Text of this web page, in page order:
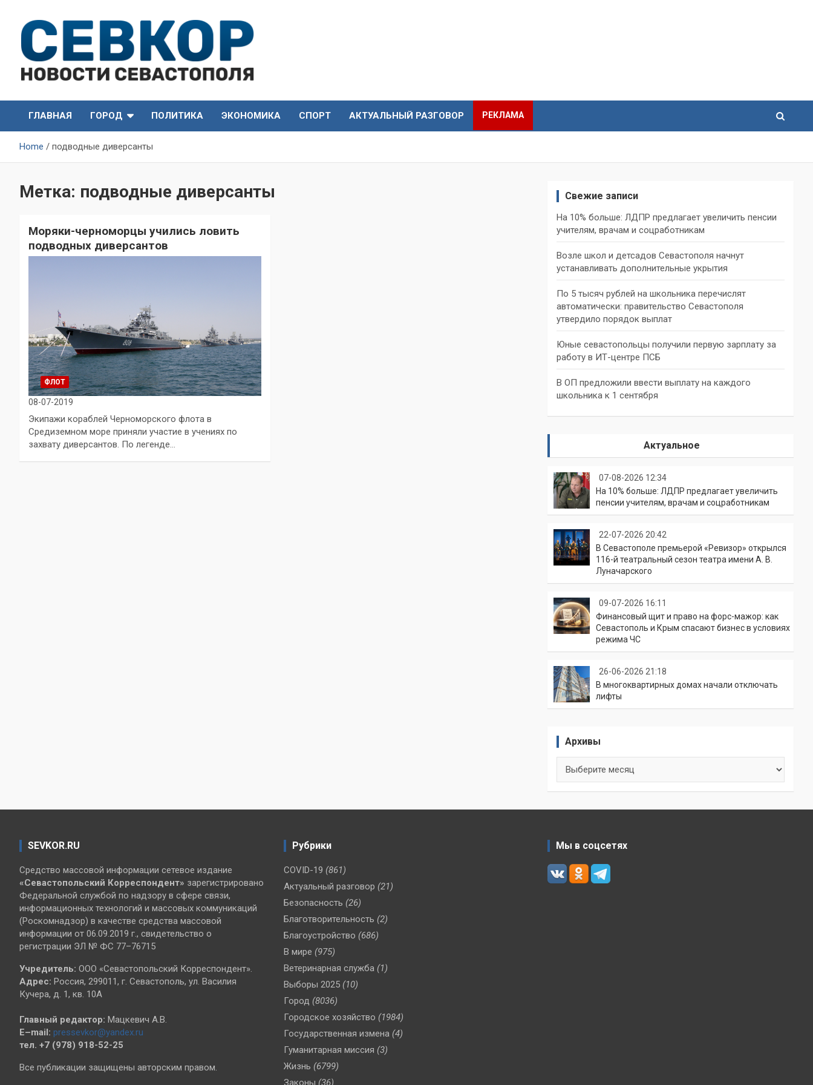
content
СевКор — Новости
Севастополя
Севастополя
ГЛАВНАЯ
ГОРОД ПОЛИТИКА ЭКОНОМИКА СПОРТ АКТУАЛЬНЫЙ РАЗГОВОР РЕКЛАМА
Home подводные диверсанты
Метка: подводные диверсанты
Моряки-черноморцы учились ловить
подводных диверсантов
ФЛОТ
08-07-2019
Экипажи кораблей Черноморского флота в
Средиземном море приняли участие в учениях по
захвату диверсантов. По легенде…
Свежие записи
На 10% больше: ЛДПР предлагает увеличить пенсии
учителям, врачам и соцработникам
Возле школ и детсадов Севастополя начнут
устанавливать дополнительные укрытия
По 5 тысяч рублей на школьника перечислят
автоматически: правительство Севастополя
утвердило порядок выплат
Юные севастопольцы получили первую зарплату за
работу в ИТ-центре ПСБ
В ОП предложили ввести выплату на каждого
школьника к 1 сентября
Актуальное
07-08-2026 12:34
На 10% больше: ЛДПР предлагает увеличить
пенсии учителям, врачам и соцработникам
22-07-2026 20:42
В Севастополе премьерой «Ревизор» открылся
116-й театральный сезон театра имени А. В.
Луначарского
09-07-2026 16:11
Финансовый щит и право на форс-мажор: как
Севастополь и Крым спасают бизнес в условиях
режима ЧС
26-06-2026 21:18
В многоквартирных домах начали отключать
лифты
Архивы
SEVKOR.RU
Средство массовой информации сетевое издание
«Севастопольский Корреспондент» зарегистрировано
Федеральной службой по надзору в сфере связи,
информационных технологий и массовых коммуникаций
(Роскомнадзор) в качестве средства массовой
информации от 06.09.2019 г., свидетельство о
регистрации ЭЛ № ФС 77–76715
Учредитель: ООО «Севастопольский Корреспондент».
Адрес: Россия, 299011, г. Севастополь, ул. Василия
Кучера, д. 1, кв. 10А
Главный редактор: Мацкевич А.В.
E–mail: pressevkor@yandex.ru
тел. +7 (978) 918-52-25
Все публикации защищены авторским правом.
Рубрики
COVID-19 (861)
Актуальный разговор (21)
Безопасность (26)
Благотворительность (2)
Благоустройство (686)
В мире (975)
Ветеринарная служба (1)
Выборы 2025 (10)
Город (8036)
Городское хозяйство (1984)
Государственная измена (4)
Гуманитарная миссия (3)
Жизнь (6799)
Законы (36)
Мы в соцсетях